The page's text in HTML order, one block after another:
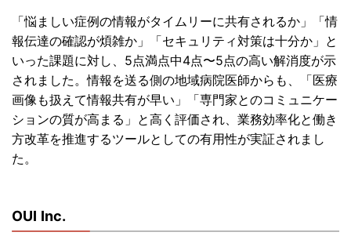
「悩ましい症例の情報がタイムリーに共有されるか」「情
報伝達の確認が煩雑か」「セキュリティ対策は十分か」 と
いった課題に対し、5点満点中4点〜5点の高い解消度が示
されました。情報を送る側の地域病院医師からも、「医療
画像も扱えて情報共有が早い」「専門家とのコミュニケー
ションの質が高まる」と高く評価され、 業務効率化と働き
方改革を推進するツールとしての有用性が実証されまし
た。
OUI Inc.